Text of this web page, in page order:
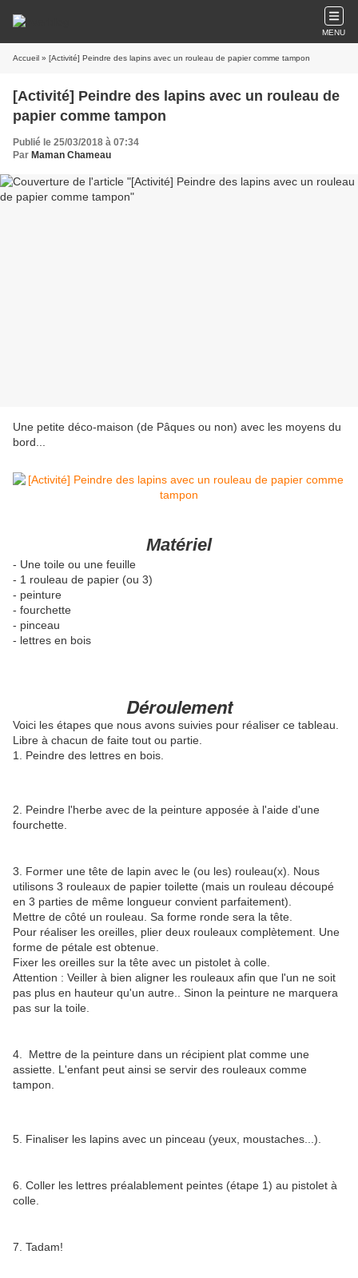
MENU
Accueil » [Activité] Peindre des lapins avec un rouleau de papier comme tampon
[Activité] Peindre des lapins avec un rouleau de
papier comme tampon
Publié le 25/03/2018 à 07:34
Par Maman Chameau
Une petite déco-maison (de Pâques ou non) avec les moyens du
bord...
Matériel
- Une toile ou une feuille
- 1 rouleau de papier (ou 3)
- peinture
- fourchette
- pinceau
- lettres en bois
Déroulement
Voici les étapes que nous avons suivies pour réaliser ce tableau.
Libre à chacun de faite tout ou partie.
1. Peindre des lettres en bois.
2. Peindre l'herbe avec de la peinture apposée à l'aide d'une
fourchette.
3. Former une tête de lapin avec le (ou les) rouleau(x). Nous
utilisons 3 rouleaux de papier toilette (mais un rouleau découpé
en 3 parties de même longueur convient parfaitement).
Mettre de côté un rouleau. Sa forme ronde sera la tête.
Pour réaliser les oreilles, plier deux rouleaux complètement. Une
forme de pétale est obtenue.
Fixer les oreilles sur la tête avec un pistolet à colle.
Attention : Veiller à bien aligner les rouleaux afin que l'un ne soit
pas plus en hauteur qu'un autre.. Sinon la peinture ne marquera
pas sur la toile.
4. Mettre de la peinture dans un récipient plat comme une
assiette. L'enfant peut ainsi se servir des rouleaux comme
tampon.
5. Finaliser les lapins avec un pinceau (yeux, moustaches...).
6. Coller les lettres préalablement peintes (étape 1) au pistolet à
colle.
7. Tadam!